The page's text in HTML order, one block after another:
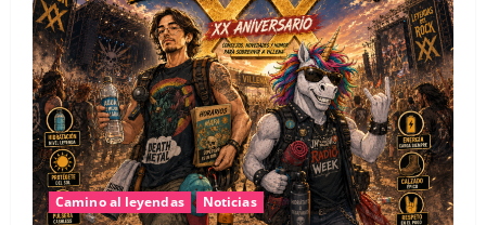
Camino al leyendas Noticias